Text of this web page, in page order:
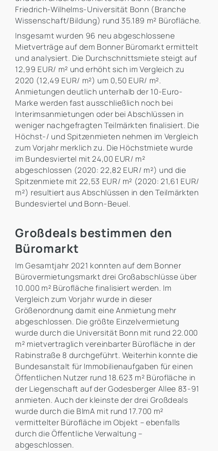
Friedrich-Wilhelms-Universität Bonn (Branche
Wissenschaft/Bildung) rund 35.189 m² Bürofläche.
Insgesamt wurden 96 neu abgeschlossene
Mietverträge auf dem Bonner Büromarkt ermittelt
und analysiert. Die Durchschnittsmiete steigt auf
12,99 EUR/ m² und erhöht sich im Vergleich zu
2020 (12,49 EUR/ m²) um 0,50 EUR/ m².
Anmietungen deutlich unterhalb der 10-Euro-
Marke werden fast ausschließlich noch bei
Interimsanmietungen oder bei Abschlüssen in
weniger nachgefragten Teilmärkten finalisiert. Die
Höchst-/ und Spitzenmieten nehmen im Vergleich
zum Vorjahr merklich zu. Die Höchstmiete wurde
im Bundesviertel mit 24,00 EUR/ m²
abgeschlossen (2020: 22,82 EUR/ m²) und die
Spitzenmiete mit 22,53 EUR/ m² (2020: 21,61 EUR/
m²) resultiert aus Abschlüssen in den Teilmärkten
Bundesviertel und Bonn-Beuel.
Großdeals bestimmen den
Büromarkt
Im Gesamtjahr 2021 konnten auf dem Bonner
Bürovermietungsmarkt drei Großabschlüsse über
10.000 m² Bürofläche finalisiert werden. Im
Vergleich zum Vorjahr wurde in dieser
Größenordnung damit eine Anmietung mehr
abgeschlossen. Die größte Einzelvermietung
wurde durch die Universität Bonn mit rund 22.000
m² mietvertraglich vereinbarter Bürofläche in der
Rabinstraße 8 durchgeführt. Weiterhin konnte die
Bundesanstalt für Immobilienaufgaben für einen
Öffentlichen Nutzer rund 18.623 m² Bürofläche in
der Liegenschaft auf der Godesberger Allee 83-91
anmieten. Auch der kleinste der drei Großdeals
wurde durch die BImA mit rund 17.700 m²
vermittelter Bürofläche im Objekt – ebenfalls
durch die Öffentliche Verwaltung –
abgeschlossen.